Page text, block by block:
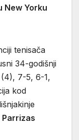
New Yorku
tenisača
34-godišnji
7-5, 6-1,
kod
Parrizas